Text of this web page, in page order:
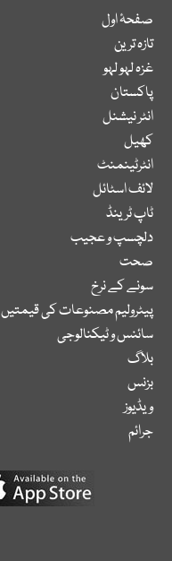
صفحۂ اول
تازہ ترین
غزہ لہو لہو
پاکستان
انٹر نیشنل
کھیل
انٹرٹینمنٹ
لائف اسٹائل
ٹاپ ٹرینڈ
دلچسپ و عجیب
صحت
سونے کے نرخ
پیٹرولیم مصنوعات کی قیمتیں
سائنس و ٹیکنالوجی
بلاگ
بزنس
ویڈیوز
جرائم